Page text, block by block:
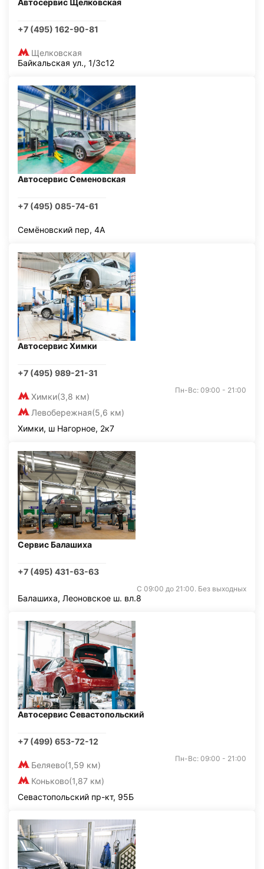
Автосервис Щелковская
+7 (495) 162-90-81
Щелковская
Байкальская ул., 1/3с12
Автосервис Семеновская
+7 (495) 085-74-61
Семёновский пер, 4А
Автосервис Химки
+7 (495) 989-21-31
Химки(3,8 км)
Левобережная(5,6 км)
Пн-Вс: 09:00 - 21:00
Химки, ш Нагорное, 2к7
Сервис Балашиха
+7 (495) 431-63-63
С 09:00 до 21:00. Без выходных
Балашиха, Леоновское ш. вл.8
Автосервис Севастопольский
+7 (499) 653-72-12
Беляево(1,59 км)
Коньково(1,87 км)
Пн-Вс: 09:00 - 21:00
Севастопольский пр-кт, 95Б